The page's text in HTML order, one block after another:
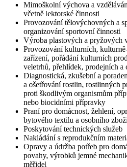
Mimoškolní výchova a
včetně lektorské činnosti
Provozování tělovýchovných a
organizování sportovní činnosti
Výroba plastových a pryžových
Provozování kulturních,
zařízení, pořádání kulturních
veletrhů, přehlídek, prodejních a
Diagnostická, zkušební a
a ošetřování rostlin, rostlinných
proti škodlivým organismům
nebo biocidními přípravky
Praní pro domácnost, žehlení,
bytového textilu a osobního
Poskytování technických služeb
Nakládání s reprodukčním
Opravy a údržba potřeb pro
povahy, výrobků jemné
měřidel